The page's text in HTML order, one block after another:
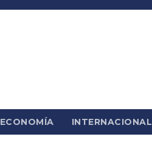
ECONOMÍA INTERNACIONAL